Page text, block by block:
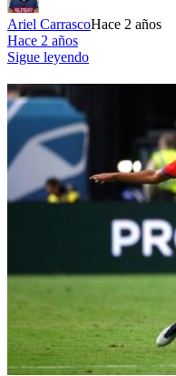
Ariel CarrascoHace 2 años
Hace 2 años
Sigue leyendo